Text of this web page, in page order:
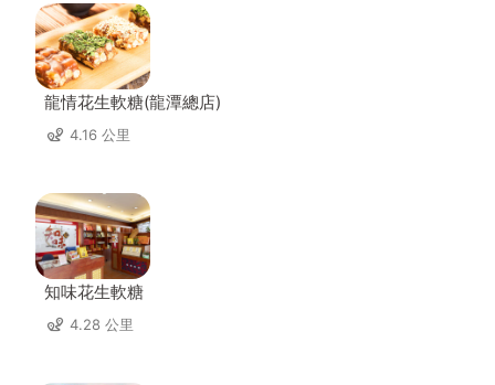
龍情花生軟糖(龍潭總店)
4.16 公里
知味花生軟糖
4.28 公里